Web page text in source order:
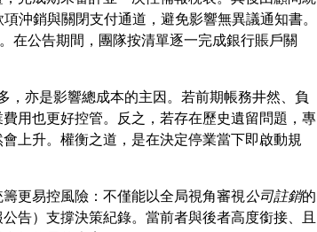
沖銷與關閉支付通道，避免影響無異議通知書。
在公告期間，團隊按清單逐一完成銀行賬戶關
亦是影響總成本的主因。若前期帳務井然、負
用也更好控管。反之，若存在歷史遺留問題，專
會上升。權衡之道，是在決定停業當下即啟動規
更易控風險：不僅能以全局視角審視公司註銷的
告）支撐決策紀錄。當前者與後者高度銜接、且